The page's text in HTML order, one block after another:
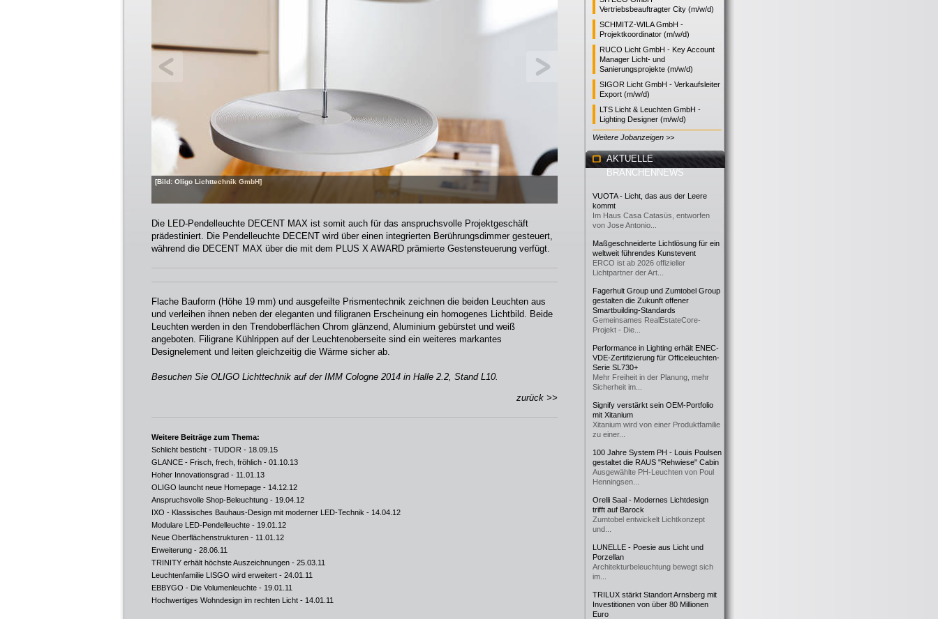
[Bild: Oligo Lichttechnik GmbH]
Die LED-Pendelleuchte DECENT MAX ist somit auch für das anspruchsvolle Projektgeschäft
prädestiniert. Die Pendelleuchte DECENT wird über einen integrierten Berührungsdimmer gesteuert,
während die DECENT MAX über die mit dem PLUS X AWARD prämierte Gestensteuerung verfügt.
Flache Bauform (Höhe 19 mm) und ausgefeilte Prismentechnik zeichnen die beiden Leuchten aus
und verleihen ihnen neben der eleganten und filigranen Erscheinung ein homogenes Lichtbild. Beide
Leuchten werden in den Trendoberflächen Chrom glänzend, Aluminium gebürstet und weiß
angeboten. Filigrane Kühlrippen auf der Leuchtenoberseite sind ein weiteres markantes
Designelement und leiten gleichzeitig die Wärme sicher ab.
Besuchen Sie OLIGO Lichttechnik auf der IMM Cologne 2014 in Halle 2.2, Stand L10.
zurück >>
Weitere Beiträge zum Thema:
Schlicht besticht - TUDOR - 18.09.15
GLANCE - Frisch, frech, fröhlich - 01.10.13
Hoher Innovationsgrad - 11.01.13
OLIGO launcht neue Homepage - 14.12.12
Anspruchsvolle Shop-Beleuchtung - 19.04.12
IXO - Klassisches Bauhaus-Design mit moderner LED-Technik - 14.04.12
Modulare LED-Pendelleuchte - 19.01.12
Neue Oberflächenstrukturen - 11.01.12
Erweiterung - 28.06.11
TRINITY erhält höchste Auszeichnungen - 25.03.11
Leuchtenfamilie LISGO wird erweitert - 24.01.11
EBBYGO - Die Volumenleuchte - 19.01.11
Hochwertiges Wohndesign im rechten Licht - 14.01.11
Vertriebsbeauftragter City (m/w/d)
SCHMITZ-WILA GmbH -
Projektkoordinator (m/w/d)
RUCO Licht GmbH - Key Account
Manager Licht- und
Sanierungsprojekte (m/w/d)
SIGOR Licht GmbH - Verkaufsleiter
Export (m/w/d)
LTS Licht & Leuchten GmbH -
Lighting Designer (m/w/d)
Weitere Jobanzeigen >>
AKTUELLE
BRANCHENNEWS
VUOTA - Licht, das aus der Leere
kommt
Im Haus Casa Catasüs, entworfen
von Jose Antonio...
Maßgeschneiderte Lichtlösung für ein
weltweit führendes Kunstevent
ERCO ist ab 2026 offizieller
Lichtpartner der Art...
Fagerhult Group und Zumtobel Group
gestalten die Zukunft offener
Smartbuilding-Standards
Gemeinsames RealEstateCore-
Projekt - Die...
Performance in Lighting erhält ENEC-
VDE-Zertifizierung für Officeleuchten-
Serie SL730+
Mehr Freiheit in der Planung, mehr
Sicherheit im...
Signify verstärkt sein OEM-Portfolio
mit Xitanium
Xitanium wird von einer Produktfamilie
zu einer...
100 Jahre System PH - Louis Poulsen
gestaltet die RAUS "Rehwiese" Cabin
Ausgewählte PH-Leuchten von Poul
Henningsen...
Orelli Saal - Modernes Lichtdesign
trifft auf Barock
Zumtobel entwickelt Lichtkonzept
und...
LUNELLE - Poesie aus Licht und
Porzellan
Architekturbeleuchtung bewegt sich
im...
TRILUX stärkt Standort Arnsberg mit
Investitionen von über 80 Millionen
Euro